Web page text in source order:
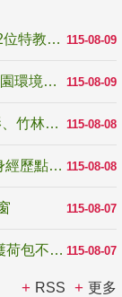
115-08-09
青年百億海外圓夢基金計畫「無礙征途」 12位特教與弱勢青年勇闖西班牙 跨越感官限制見證生命蛻變
115-08-09
國教署補助22縣市積極推動「改善無障礙校園環境計畫」 打造友善、安全、無礙學習空間
115-08-08
青年壯遊點精選夏夜限定避暑提案 漫天蝠影、竹林尋蛙、茶香夜觀 邀青年暮色出發
115-08-08
教育家人物典範 發明大王林永禎教授 用自身經歷點亮學生的路
115-08-07
115-08-07
反詐騙宣導_防詐有道，霹靂布袋戲陪你守護荷包不受騙
RSS 更多